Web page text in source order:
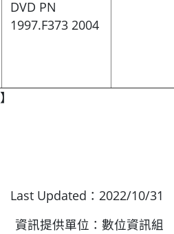
DVD PN
1997.F373 2004
】
Last Updated：2022/10/31
資訊提供單位：數位資訊組